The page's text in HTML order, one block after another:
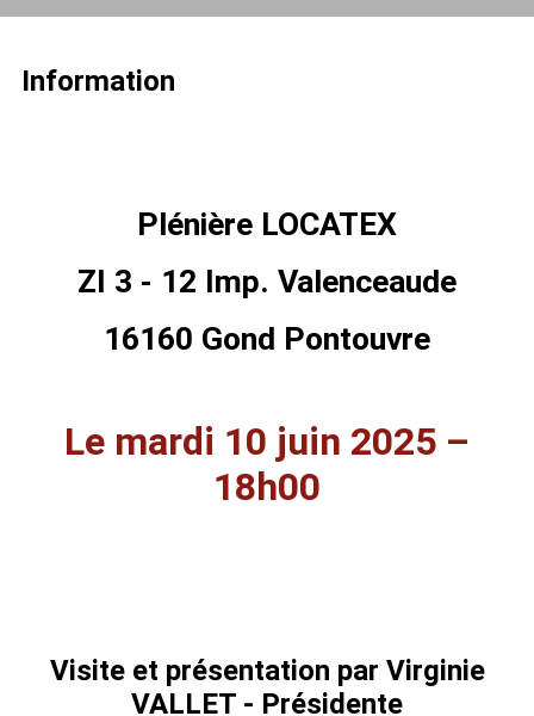
Information
Plénière LOCATEX
ZI 3 - 12 Imp. Valenceaude
16160 Gond Pontouvre
Le mardi 10 juin 2025 –
18h00
Visite et présentation par Virginie
VALLET - Présidente